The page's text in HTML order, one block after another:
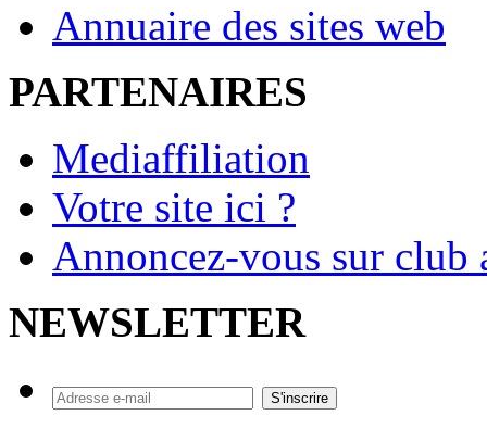
Annuaire des sites web
PARTENAIRES
Mediaffiliation
Votre site ici ?
Annoncez-vous sur
NEWSLETTER